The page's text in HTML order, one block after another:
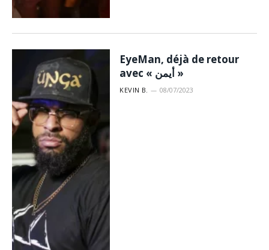
EyeMan, déjà de retour
avec « أيمن »
KEVIN B. 08/07/2023